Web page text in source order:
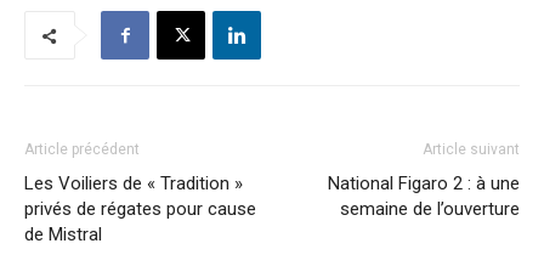
Article précédent
Les Voiliers de « Tradition »
privés de régates pour cause
de Mistral
Article suivant
National Figaro 2 : à une
semaine de l’ouverture